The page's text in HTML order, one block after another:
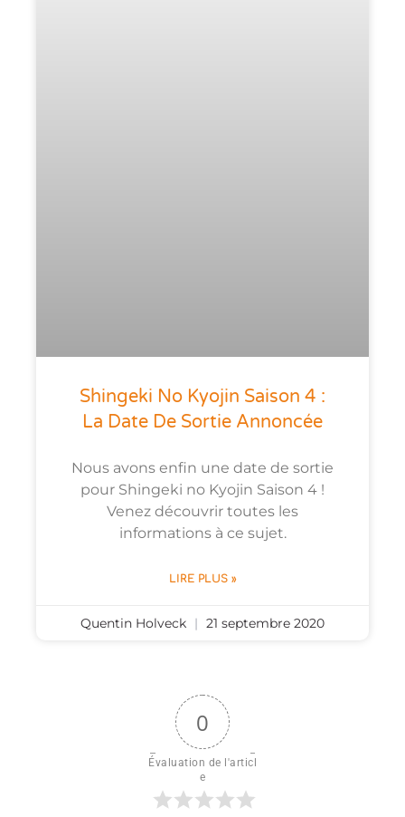
Shingeki No Kyojin Saison 4 :
La Date De Sortie Annoncée
Nous avons enfin une date de sortie
pour Shingeki no Kyojin Saison 4 !
Venez découvrir toutes les
informations à ce sujet.
LIRE PLUS »
Quentin Holveck 21 septembre 2020
0
Évaluation de l'articl
e